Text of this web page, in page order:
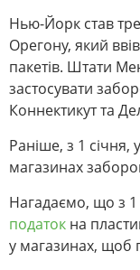
Нью-Йорк став
Орегону, який
пакетів. Штати
застосувати
Коннектикут та
Раніше, з 1 січня,
магазинах
Нагадаємо, що з 1
податок на
у магазинах, щоб